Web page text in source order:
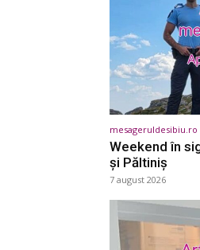
mesageruldesibiu.ro
Weekend în
și Păltiniș
7 august 2026